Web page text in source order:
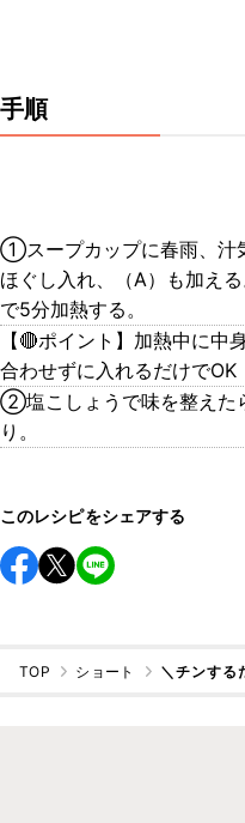
手順
①スープカップに春雨、汁
ほぐし入れ、（A）も加え
で5分加熱する。
【🔴ポイント】加熱中に
合わせずに入れるだけでOK
②塩こしょうで味を整えた
り。
このレシピをシェアする
TOP ショート ＼チンする